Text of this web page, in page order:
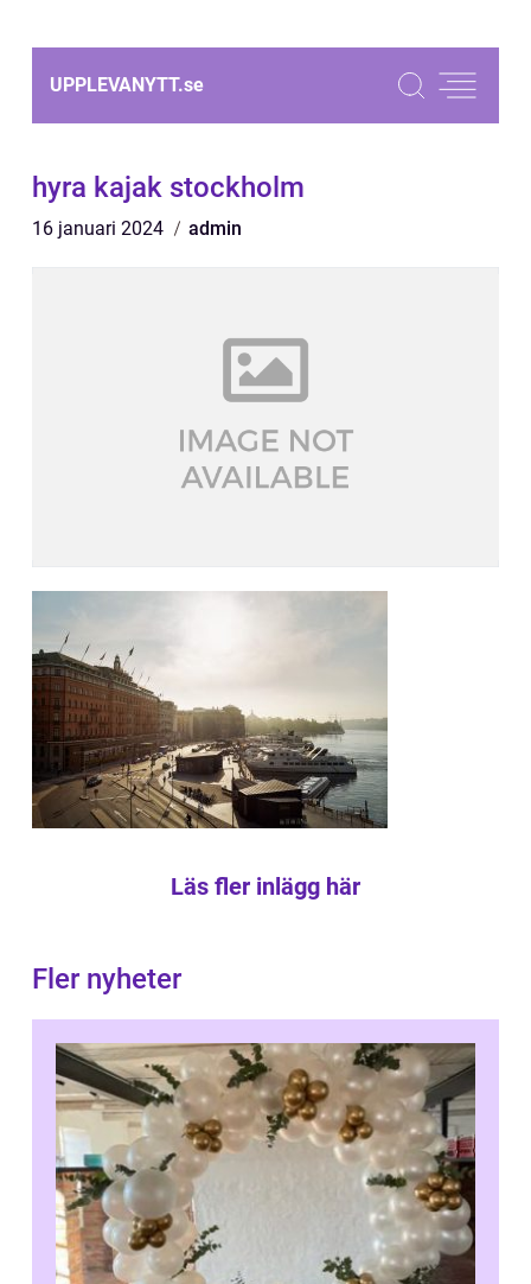
UPPLEVANYTT.se
hyra kajak stockholm
16 januari 2024 admin
Läs fler inlägg här
Fler nyheter